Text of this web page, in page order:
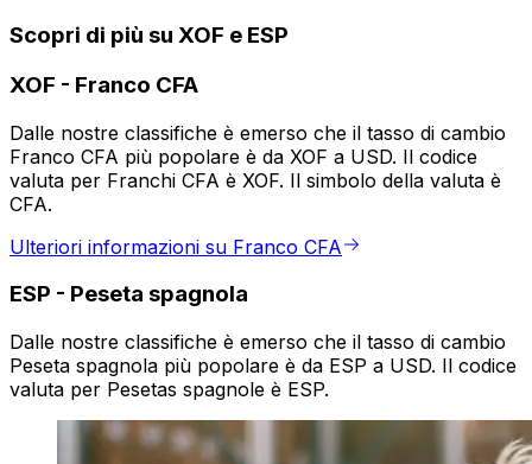
Scopri di più su XOF e ESP
XOF - Franco CFA
Dalle nostre classifiche è emerso che il tasso di cambio
Franco CFA più popolare è da XOF a USD. Il codice
valuta per Franchi CFA è XOF. Il simbolo della valuta è
CFA.
Ulteriori informazioni su Franco CFA
ESP - Peseta spagnola
Dalle nostre classifiche è emerso che il tasso di cambio
Peseta spagnola più popolare è da ESP a USD. Il codice
valuta per Pesetas spagnole è ESP.